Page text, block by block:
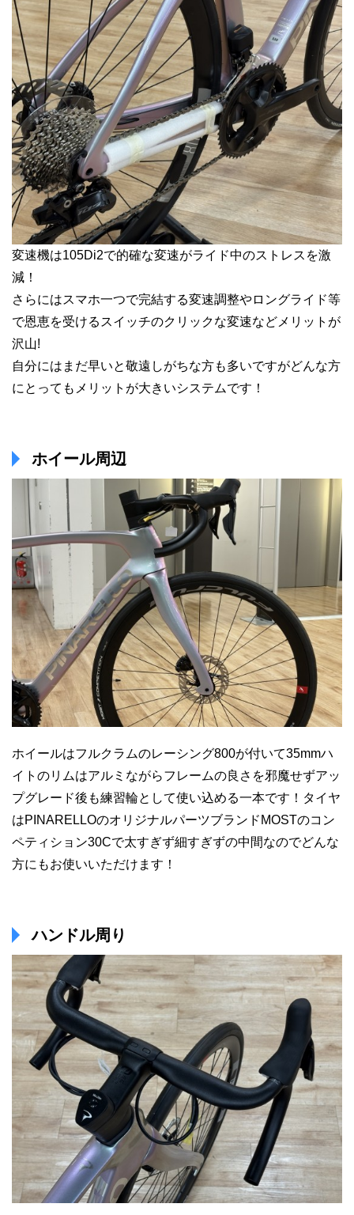
変速機は105Di2で的確な変速がライド中のストレスを激
減！
さらにはスマホ一つで完結する変速調整やロングライド等
で恩恵を受けるスイッチのクリックな変速などメリットが
沢山!
自分にはまだ早いと敬遠しがちな方も多いですがどんな方
にとってもメリットが大きいシステムです！
ホイール周辺
ホイールはフルクラムのレーシング800が付いて35mmハ
イトのリムはアルミながらフレームの良さを邪魔せずアッ
プグレード後も練習輪として使い込める一本です！タイヤ
はPINARELLOのオリジナルパーツブランドMOSTのコン
ペティション30Cで太すぎず細すぎずの中間なのでどんな
方にもお使いいただけます！
ハンドル周り